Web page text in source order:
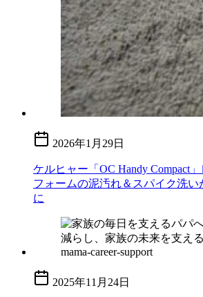
2026年1月29日
ケルヒャー「OC Handy Compact
フォームの泥汚れ＆スパイク洗い
に
2025年11月24日